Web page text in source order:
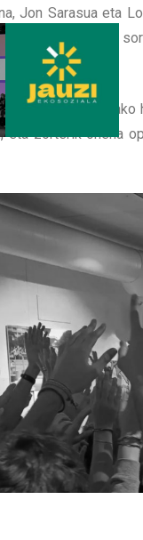
Jon Sarasua eta
landu eta
auzo
eta zorterik onena